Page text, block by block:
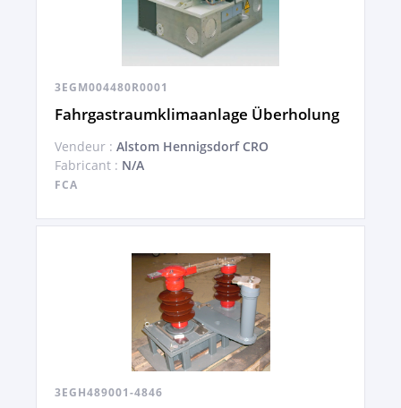
3EGM004480R0001
Fahrgastraumklimaanlage Überholung
Vendeur : Alstom Hennigsdorf CRO
Fabricant : N/A
FCA
3EGH489001-4846